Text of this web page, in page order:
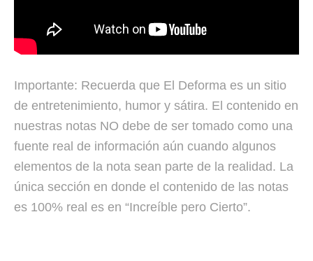
Importante: Recuerda que El Deforma es un sitio
de entretenimiento, humor y sátira. El contenido en
nuestras notas NO debe de ser tomado como una
fuente real de información aún cuando algunos
elementos de la nota sean parte de la realidad. La
única sección en donde el contenido de las notas
es 100% real es en “Increíble pero Cierto”.